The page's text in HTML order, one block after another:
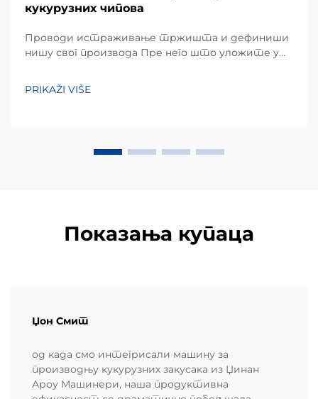
кукурузних чипова
Проводи истраживање тржишта и дефиниши
нишу свог производа Пре него што уложите у
разумевањем преференција локалних
потрошача. Кукурузни чипови, углавном
PRIKAŽI VIŠE
Показања купаца
Џон Смит
од када смо интегрисали машину за
производњу кукурузних закусака из Џинан
Ароу Машинери, наша продуктивна